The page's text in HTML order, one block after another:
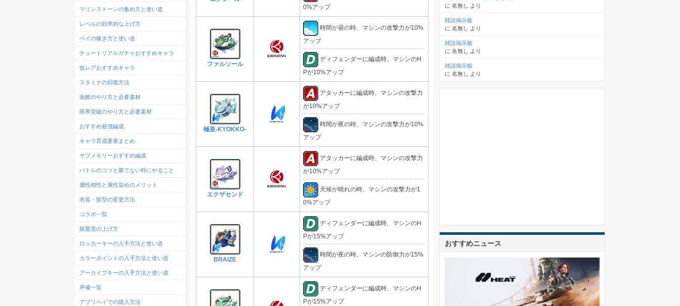
0%アップ
ファルソール
時間が昼の時、マシンの攻撃力が10%
アップ
ディフェンダーに編成時、マシンのH
Pが10%アップ
極皇-KYOKKO-
アタッカーに編成時、マシンの攻撃力
が10%アップ
時間が夜の時、マシンの攻撃力が10%
アップ
エクザセンド
アタッカーに編成時、マシンの攻撃力
が10%アップ
天候が晴れの時、マシンの攻撃力が1
0%アップ
BRAIZE
ディフェンダーに編成時、マシンのH
Pが15%アップ
時間が夜の時、マシンの防御力が15%
アップ
ディフェンダーに編成時、マシンのH
Pが15%アップ
マリンストーンの集め方と使い道
レベルの効率的な上げ方
ペイの稼ぎ方と使い道
チュートリアルガチャおすすめキャラ
低レアおすすめキャラ
スタミナの回復方法
覚醒のやり方と必要素材
限界突破のやり方と必要素材
おすすめ最強編成
キャラ育成要素まとめ
サブメモリーおすすめ編成
バトルのコツと勝てない時にやること
属性相性と属性染めのメリット
衣装・髪型の変更方法
コラボ一覧
親愛度の上げ方
ロッカーキーの入手方法と使い道
カラーポイントの入手方法と使い道
アーカイブキーの入手方法と使い道
声優一覧
アプリペイでの購入方法
に 名無し より
雑談掲示板
に 名無し より
雑談掲示板
に 名無し より
雑談掲示板
に 名無し より
おすすめニュース